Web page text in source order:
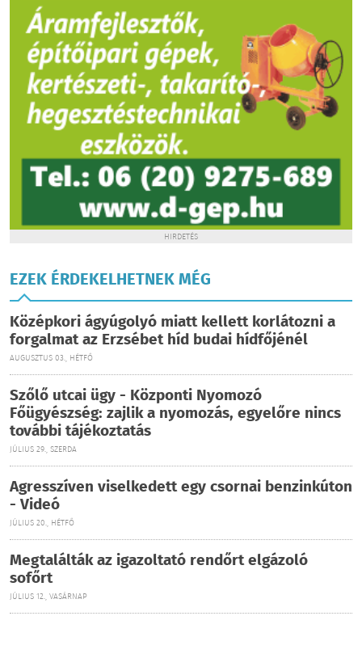
HIRDETÉS
EZEK ÉRDEKELHETNEK MÉG
Középkori ágyúgolyó miatt kellett korlátozni a
forgalmat az Erzsébet híd budai hídfőjénél
AUGUSZTUS 03., HÉTFŐ
Szőlő utcai ügy - Központi Nyomozó
Főügyészség: zajlik a nyomozás, egyelőre nincs
további tájékoztatás
JÚLIUS 29., SZERDA
Agresszíven viselkedett egy csornai benzinkúton
- Videó
JÚLIUS 20., HÉTFŐ
Megtalálták az igazoltató rendőrt elgázoló
sofőrt
JÚLIUS 12., VASÁRNAP